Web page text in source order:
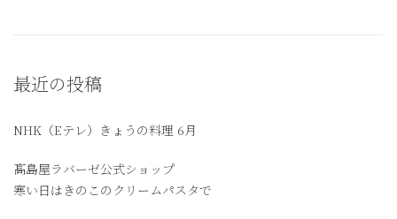
最近の投稿
NHK（Eテレ）きょうの料理 6月
髙島屋ラバーゼ公式ショップ
寒い日はきのこのクリームパスタで